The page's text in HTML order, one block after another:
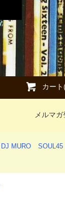
カート
メルマ
DJ MURO SOUL45